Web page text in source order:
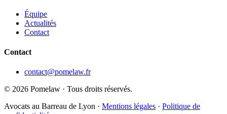
Équipe
Actualités
Contact
Contact
contact@pomelaw.fr
© 2026 Pomelaw · Tous droits réservés.
Avocats au Barreau de Lyon · Mentions légales · Politique de